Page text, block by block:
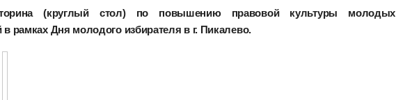
(круглый стол) по повышению правовой культуры молодых
в рамках Дня молодого избирателя в г. Пикалево.